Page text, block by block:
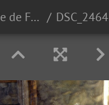
La Distillerie de Fourvoirie DSC_2464